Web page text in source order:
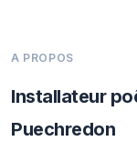
A PROPOS
Installateur
Puechredon